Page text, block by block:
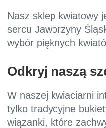
Nasz sklep kwiatowy
sercu Jaworzyny
wybór pięknych
Odkryj naszą
W naszej kwiaciarni
tylko tradycyjne
wiązanki, które